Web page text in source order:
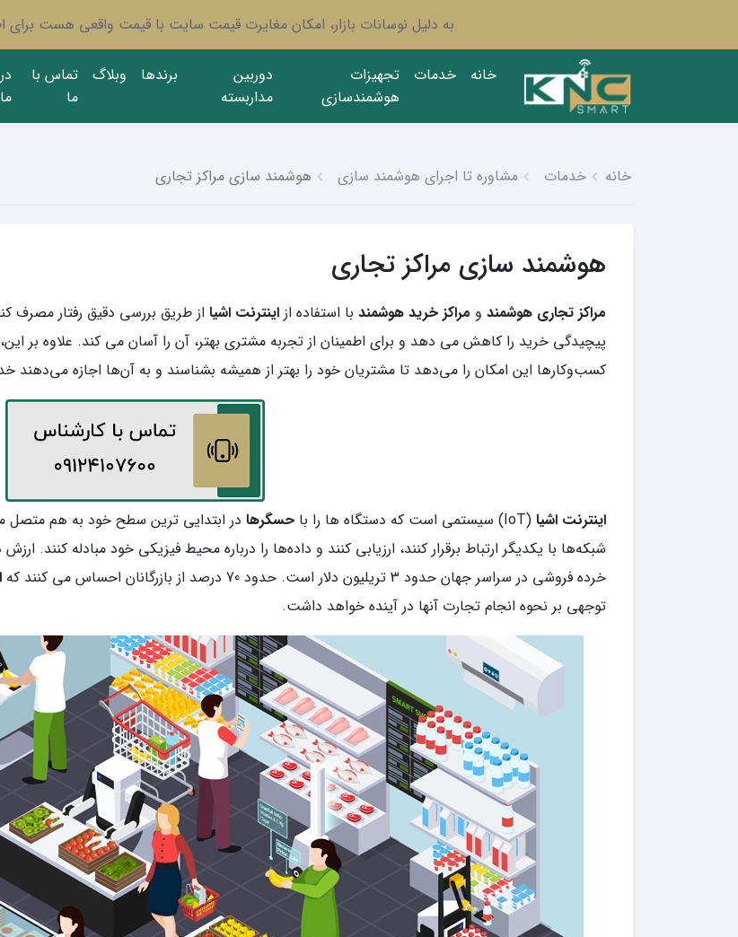
به دلیل نوسانات بازار، امکان مغایرت قیمت سایت با قیمت واقعی هست برای
خانه خدمات
تجهیزات
هوشمندسازی
دوربین
مداربسته
برندها وبلاگ
تماس با
ما
ما
خانه خدمات مشاوره تا اجرای هوشمند سازی هوشمند سازی مراکز تجاری
هوشمند سازی مراکز تجاری
مراکز تجاری هوشمند و مراکز خرید هوشمند با استفاده از اینترنت اشیا از طریق بررسی دقیق رفتار مصرف
پیچیدگی خرید را کاهش می دهد و برای اطمینان از تجربه مشتری بهتر، آن را آسان می کند. علاوه بر
کسب‌وکارها این امکان را می‌دهد تا مشتریان خود را بهتر از همیشه بشناسند و به آن‌ها اجازه می‌دهند
اینترنت اشیا (IoT) سیستمی است که دستگاه ها را با حسگرها در ابتدایی ترین سطح خود به هم متصل می
خرده فروشی در سراسر جهان حدود 3 تریلیون دلار است. حدود 70 درصد از بازرگانان احساس می کنند که
توجهی بر نحوه انجام تجارت آنها در آینده خواهد داشت.